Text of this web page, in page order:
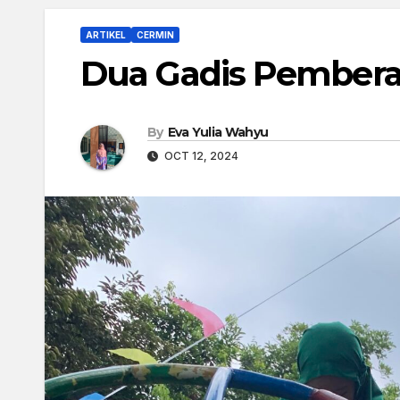
ARTIKEL CERMIN
Dua Gadis
By Eva Yulia Wahyu
OCT 12, 2024